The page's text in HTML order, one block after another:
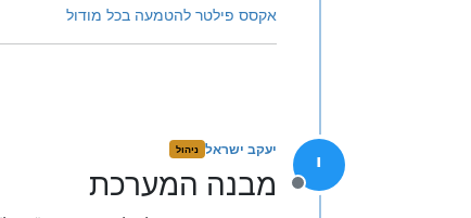
אקסס פילטר להטמעה בכל מודול
י
מנותק
יעקב ישראל ניהול
מבנה המערכת